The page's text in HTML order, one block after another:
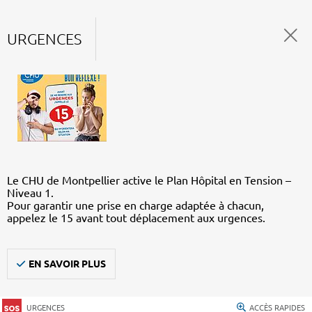
URGENCES
Le CHU de Montpellier active le Plan Hôpital en Tension –
Niveau 1.
Pour garantir une prise en charge adaptée à chacun,
appelez le 15 avant tout déplacement aux urgences.
EN SAVOIR PLUS
URGENCES ACCÈS RAPIDES